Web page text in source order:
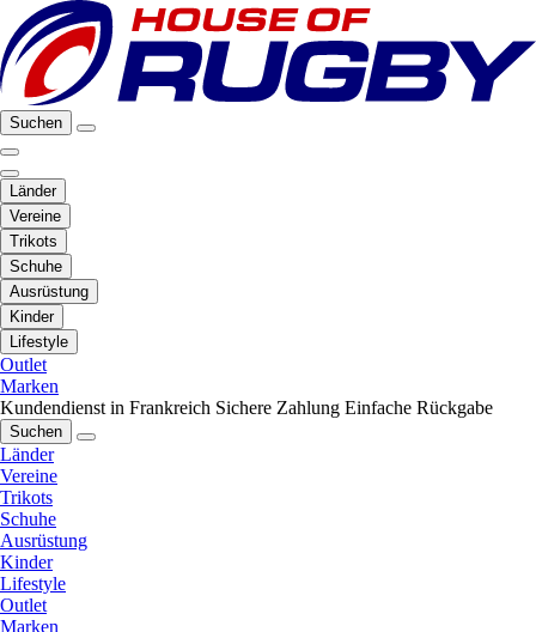
Suchen
Länder
Vereine
Trikots
Schuhe
Ausrüstung
Kinder
Lifestyle
Outlet
Marken
Kundendienst in Frankreich Sichere Zahlung Einfache Rückgabe
Suchen
Länder
Vereine
Trikots
Schuhe
Ausrüstung
Kinder
Lifestyle
Outlet
Marken